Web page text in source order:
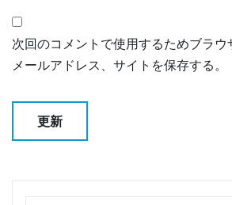
次回のコメントで使用するためブラウ
メールアドレス、サイトを保存する。